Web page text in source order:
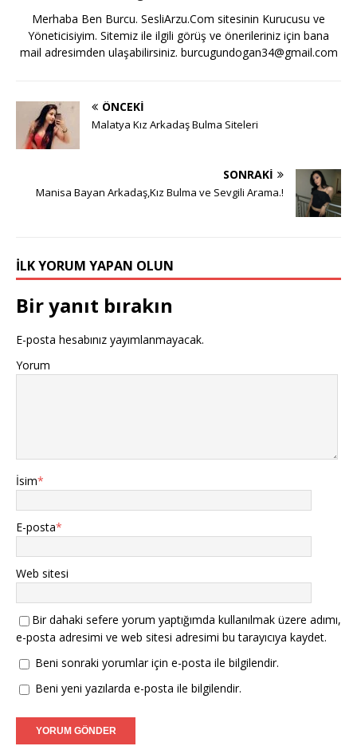
Merhaba Ben Burcu. SesliArzu.Com sitesinin Kurucusu ve
Yöneticisiyim. Sitemiz ile ilgili görüş ve önerileriniz için bana
mail adresimden ulaşabilirsiniz. burcugundogan34@gmail.com
ÖNCEKI
Malatya Kız Arkadaş Bulma Siteleri
SONRAKI
Manisa Bayan Arkadaş,Kız Bulma ve Sevgili Arama.!
İLK YORUM YAPAN OLUN
Bir yanıt bırakın
E-posta hesabınız yayımlanmayacak.
Yorum
İsim*
E-posta*
Web sitesi
Bir dahaki sefere yorum yaptığımda kullanılmak üzere adımı,
e-posta adresimi ve web sitesi adresimi bu tarayıcıya kaydet.
Beni sonraki yorumlar için e-posta ile bilgilendir.
Beni yeni yazılarda e-posta ile bilgilendir.